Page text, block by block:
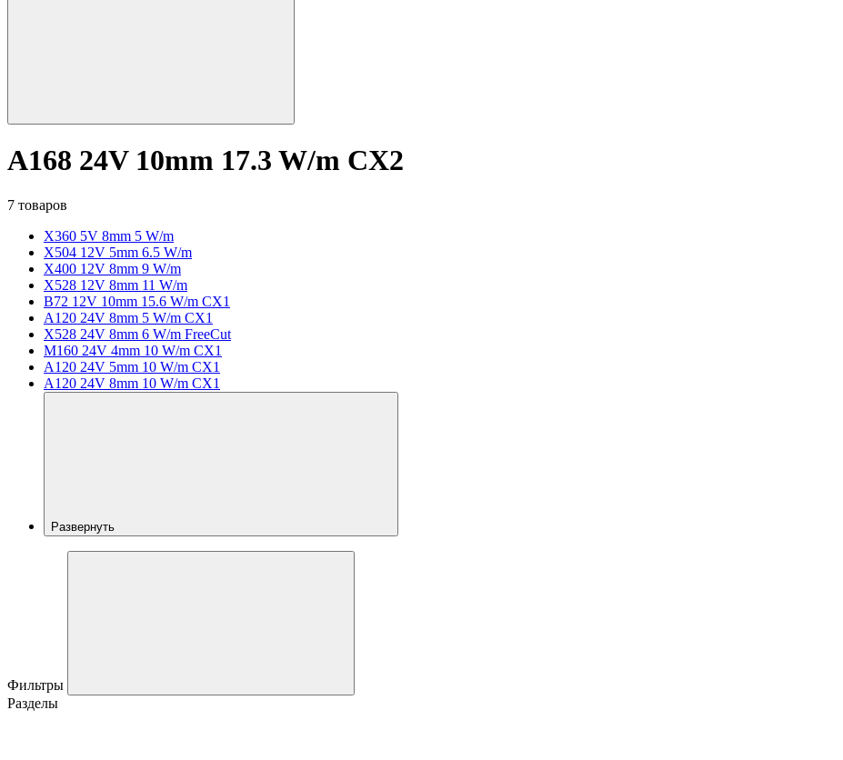
A168 24V 10mm 17.3 W/m CX2
7 товаров
X360 5V 8mm 5 W/m
X504 12V 5mm 6.5 W/m
X400 12V 8mm 9 W/m
X528 12V 8mm 11 W/m
B72 12V 10mm 15.6 W/m CX1
A120 24V 8mm 5 W/m CX1
X528 24V 8mm 6 W/m FreeCut
M160 24V 4mm 10 W/m CX1
A120 24V 5mm 10 W/m CX1
A120 24V 8mm 10 W/m CX1
Развернуть
Фильтры
Разделы